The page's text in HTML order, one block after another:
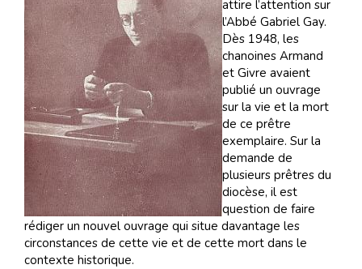
attire l’attention sur
l’Abbé Gabriel Gay.
Dès 1948, les
chanoines Armand
et Givre avaient
publié un ouvrage
sur la vie et la mort
de ce prêtre
exemplaire. Sur la
demande de
plusieurs prêtres du
diocèse, il est
question de faire
rédiger un nouvel ouvrage qui situe davantage les
circonstances de cette vie et de cette mort dans le
contexte historique.